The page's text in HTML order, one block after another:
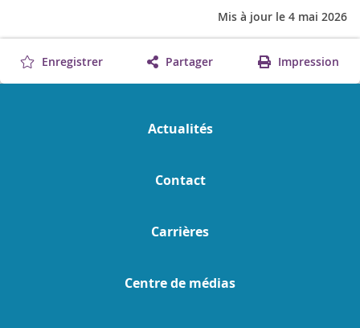
Mis à jour le 4 mai 2026
Enregistrer Partager Impression
Actualités
Contact
Carrières
Centre de médias